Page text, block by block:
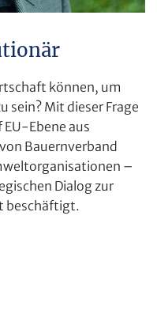
können, um
sein? Mit dieser Frage
Ebene aus
Bauernverband
–
Dialog zur
beschäftigt.